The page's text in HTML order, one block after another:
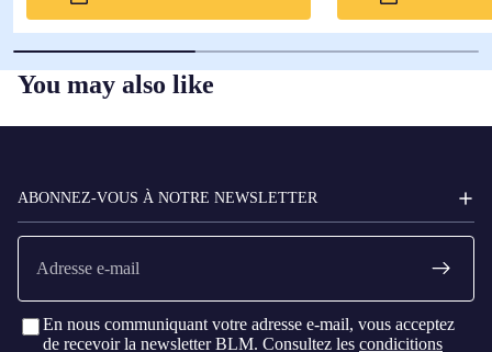
You may also like
ABONNEZ-VOUS À NOTRE NEWSLETTER
E-
mail
En nous communiquant votre adresse e-mail, vous acceptez
de recevoir la newsletter BLM. Consultez les condicitions